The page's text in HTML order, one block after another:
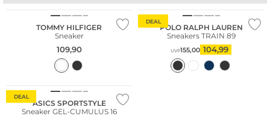
TOMMY HILFIGER
Sneaker
109,90
DEAL
POLO RALPH LAUREN
Sneakers TRAIN 89
UVP155,00 104,99
DEAL
ASICS SPORTSTYLE
Sneaker GEL-CUMULUS 16